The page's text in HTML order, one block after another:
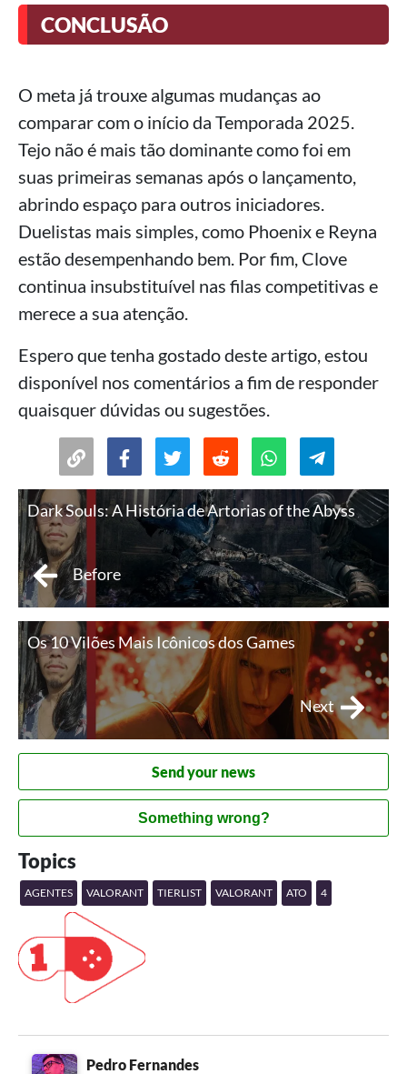
CONCLUSÃO
O meta já trouxe algumas mudanças ao
comparar com o início da Temporada 2025.
Tejo não é mais tão dominante como foi em
suas primeiras semanas após o lançamento,
abrindo espaço para outros iniciadores.
Duelistas mais simples, como Phoenix e Reyna
estão desempenhando bem. Por fim, Clove
continua insubstituível nas filas competitivas e
merece a sua atenção.
Espero que tenha gostado deste artigo, estou
disponível nos comentários a fim de responder
quaisquer dúvidas ou sugestões.
Dark Souls: A História de Artorias of the Abyss
Before
Os 10 Vilões Mais Icônicos dos Games
Next
Send your news
Something wrong?
Topics
AGENTES VALORANT TIERLIST VALORANT ATO 4
Pedro Fernandes